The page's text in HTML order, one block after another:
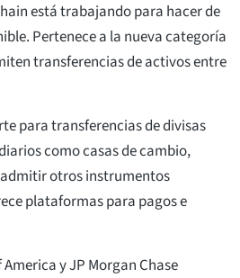
está trabajando para hacer de
Pertenece a la nueva categoría
transferencias de activos entre
para transferencias de divisas
como casas de cambio,
otros instrumentos
plataformas para pagos e
y JP Morgan Chase